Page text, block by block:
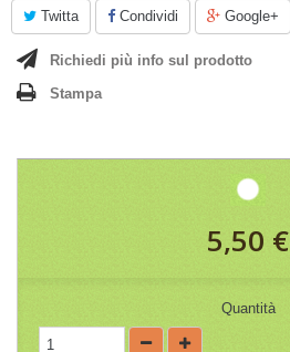
Twitta Condividi Google+
Richiedi più info sul prodotto
Stampa
5,50 €
Quantità